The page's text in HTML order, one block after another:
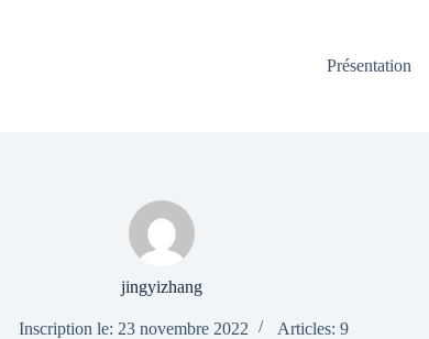
Présentation
jingyizhang
Inscription le: 23 novembre 2022 Articles: 9